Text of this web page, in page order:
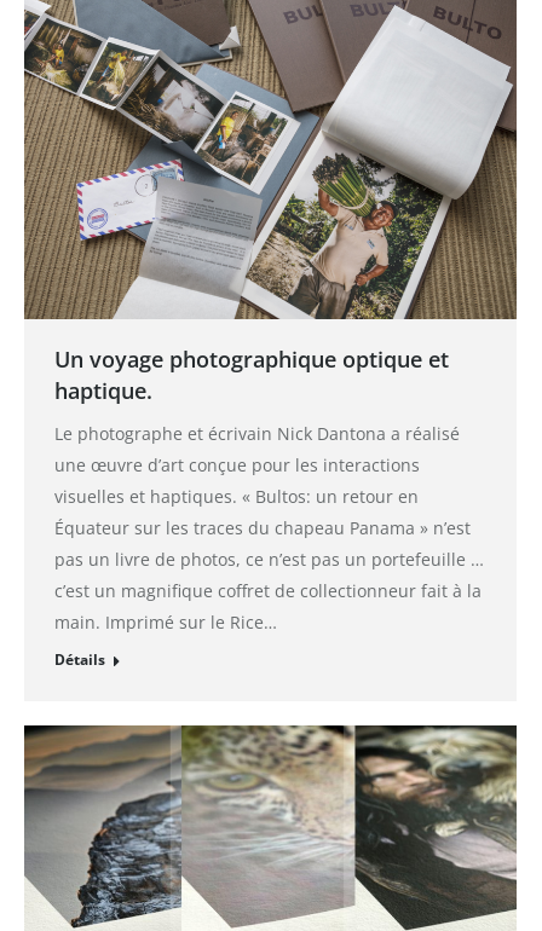
Un voyage photographique optique et
haptique.
Le photographe et écrivain Nick Dantona a réalisé
une œuvre d’art conçue pour les interactions
visuelles et haptiques. « Bultos: un retour en
Équateur sur les traces du chapeau Panama » n’est
pas un livre de photos, ce n’est pas un portefeuille …
c’est un magnifique coffret de collectionneur fait à la
main. Imprimé sur le Rice…
Détails